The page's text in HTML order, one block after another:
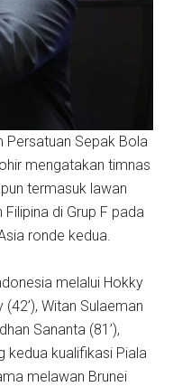
Persatuan Sepak Bola
mengatakan timnas
termasuk lawan
di Grup F pada
ronde kedua.
melalui Hokky
(42’), Witan Sulaeman
Sananta (81’),
kedua kualifikasi Piala
melawan Brunei